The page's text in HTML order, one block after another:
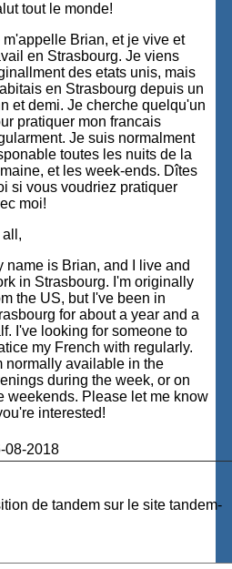
tout le monde!
m'appelle Brian, et je vive et
en Strasbourg. Je viens
des etats unis, mais
en Strasbourg depuis un
et demi. Je cherche quelqu'un
pratiquer mon francais
Je suis normalment
toutes les nuits de la
et les week-ends. Dîtes
si vous voudriez pratiquer
moi!
all,
name is Brian, and I live and
in Strasbourg. I'm originally
the US, but I've been in
for about a year and a
I've looking for someone to
my French with regularly.
normally available in the
during the week, or on
weekends. Please let me know
interested!
08-2018
de tandem sur le site tandem-